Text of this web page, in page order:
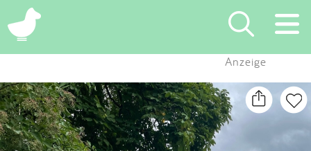
×
Suchen
Eintragen
Anzeige